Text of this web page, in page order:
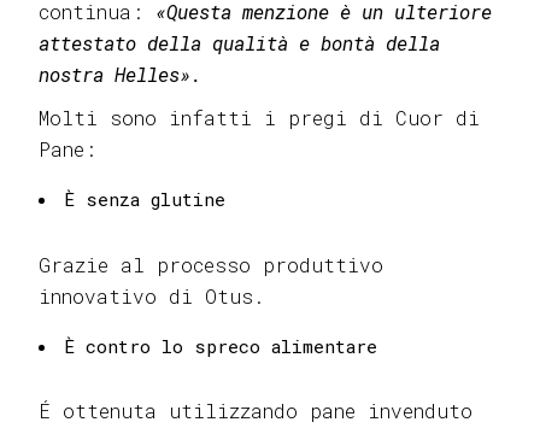
continua: «Questa menzione è un ulteriore
attestato della qualità e bontà della
nostra Helles».
Molti sono infatti i pregi di Cuor di
Pane:
È senza glutine
Grazie al processo produttivo
innovativo di Otus.
È contro lo spreco alimentare
É ottenuta utilizzando pane invenduto